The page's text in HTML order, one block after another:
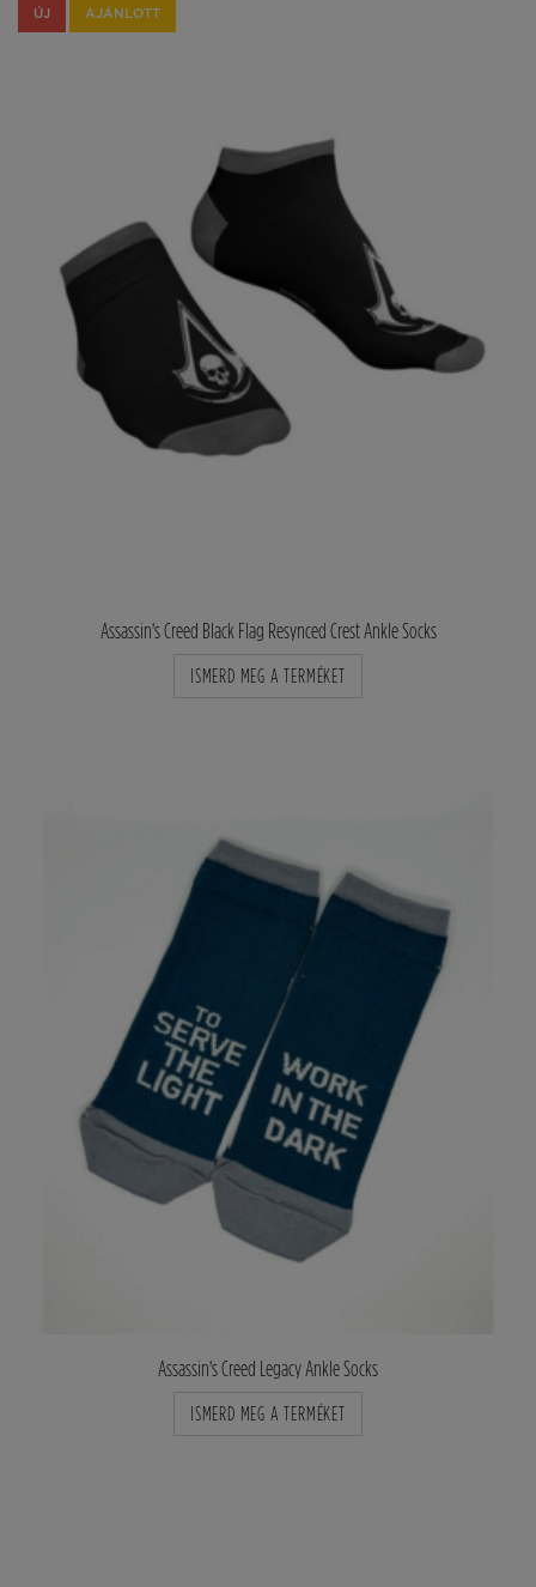
ÚJ AJÁNLOTT
Assassin's Creed Black Flag Resynced Crest Ankle Socks
ISMERD MEG A TERMÉKET
Assassin's Creed Legacy Ankle Socks
ISMERD MEG A TERMÉKET